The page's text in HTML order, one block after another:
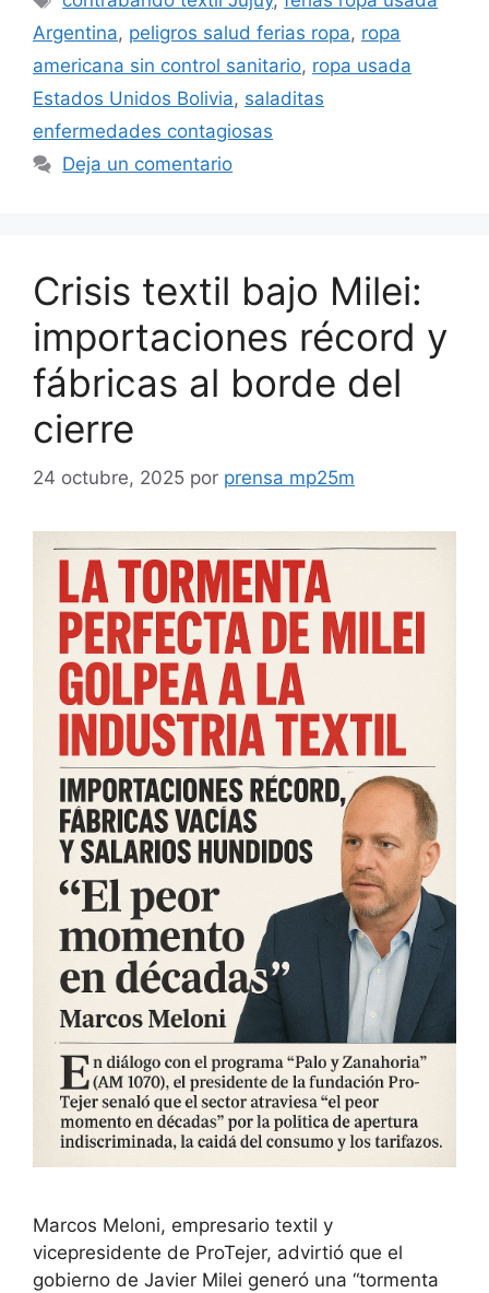
Argentina, peligros salud ferias ropa, ropa
americana sin control sanitario, ropa usada
Estados Unidos Bolivia, saladitas
enfermedades contagiosas
Deja un comentario
Crisis textil bajo Milei:
importaciones récord y
fábricas al borde del
cierre
24 octubre, 2025 por prensa mp25m
Marcos Meloni, empresario textil y
vicepresidente de ProTejer, advirtió que el
gobierno de Javier Milei generó una “tormenta